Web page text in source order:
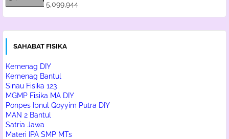
5,099,944
SAHABAT FISIKA
Kemenag DIY
Kemenag Bantul
Sinau Fisika 123
MGMP Fisika MA DIY
Ponpes Ibnul Qoyyim Putra DIY
MAN 2 Bantul
Satria Jawa
Materi IPA SMP MTs